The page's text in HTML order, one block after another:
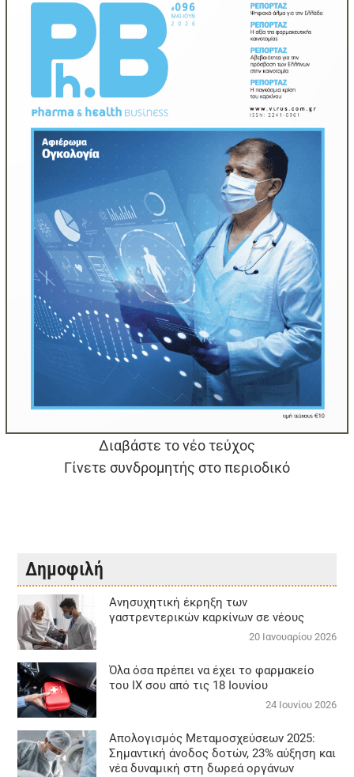
Διαβάστε το νέο τεύχος
Γίνετε συνδρομητής στο περιοδικό
Δημοφιλή
Aνησυχητική έκρηξη των
γαστρεντερικών καρκίνων σε νέους
20 Ιανουαρίου 2026
Όλα όσα πρέπει να έχει το φαρμακείο
του ΙΧ σου από τις 18 Ιουνίου
24 Ιουνίου 2026
Απολογισμός Μεταμοσχεύσεων 2025:
Σημαντική άνοδος δοτών, 23% αύξηση και
νέα δυναμική στη δωρεά οργάνων